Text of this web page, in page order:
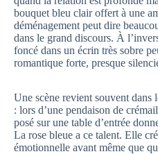
bouquet bleu clair offert à une
déménagement peut dire
dans le grand discours. À
foncé dans un écrin très sobre
romantique forte, presque
Une scène revient souvent dans
: lors d’une pendaison de
posé sur une table d’entrée
La rose bleue a ce talent. Elle
émotionnelle avant même que